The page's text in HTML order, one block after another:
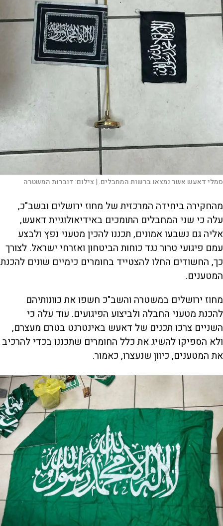
סמלי דאעש אשר נמצאו ברשות המחבלים. | צילום:דוברות המשטרה
מהחקירה ביחידה המרכזית של מחוז ירושלים ובשב"כ,
עלה כי שני המחבלים התומכים באידיאולוגיית דאעש,
אליה גם נשבעו אמונים, תכננו להכין מטעני נפץ ולבצע
עמם פיגועי טרור נגד כוחות הביטחון ואזרחי ישראל. לצורך
כך, החשודים החלו להצטייד בחומרים כימיים שונים להכנת
המטענים.
מחוז ירושלים במשטרה והשב"כ חשפו את כוונותיהם
להכנת מטעני החבלה ולביצוע הפיגועים. עוד עלה כי
השניים צרכו תכנים של דאעש באינטרנט בטרם מעצרם,
ולא הספיקו להשיג את כלל החומרים שתכננו בכדי להרכיב
את המטענים, כיוון שנעצרו, כאמור.